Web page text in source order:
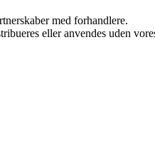
med forhandlere.
eller anvendes uden